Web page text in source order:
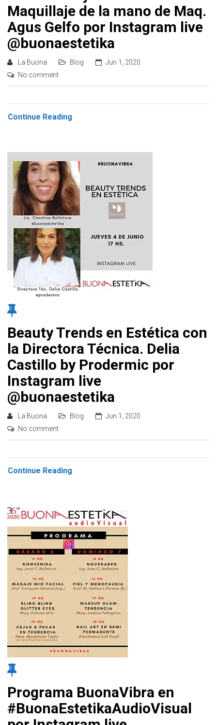
Maquillaje de la mano de Maq.
Agus Gelfo por Instagram live
@buonaestetika
La Buona Blog
Jun 1, 2020
No comment
Continue Reading
Beauty Trends en Estética con
la Directora Técnica. Delia
Castillo by Prodermic por
Instagram live
@buonaestetika
La Buona Blog
Jun 1, 2020
No comment
Continue Reading
Programa BuonaVibra en
#BuonaEstetikaAudioVisual